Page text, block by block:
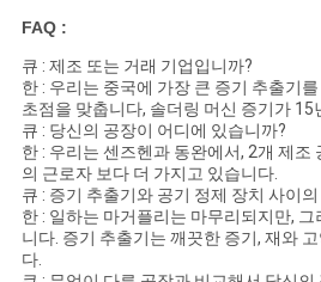
FAQ :
큐 : 제조 또는 거래 기업입니까?
한 : 우리는 중국에 가장 큰 증기 추출기
초점을 맞춥니다, 솔더링 머신 증기가 15
큐 : 당신의 공장이 어디에 있습니까?
한 : 우리는 센즈헨과 동완에서, 2개 제조
의 근로자 보다 더 가지고 있습니다.
큐 : 증기 추출기와 공기 정제 장치 사이
한 : 일하는 마거플리는 마무리되지만,
니다. 증기 추출기는 깨끗한 증기, 재와
다.